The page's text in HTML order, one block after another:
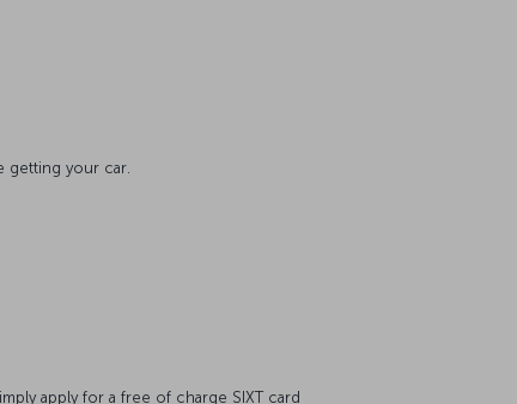
getting your car.
apply for a free of charge SIXT card